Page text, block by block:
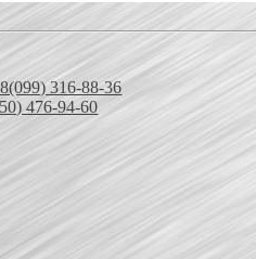
316-88-36
476-94-60